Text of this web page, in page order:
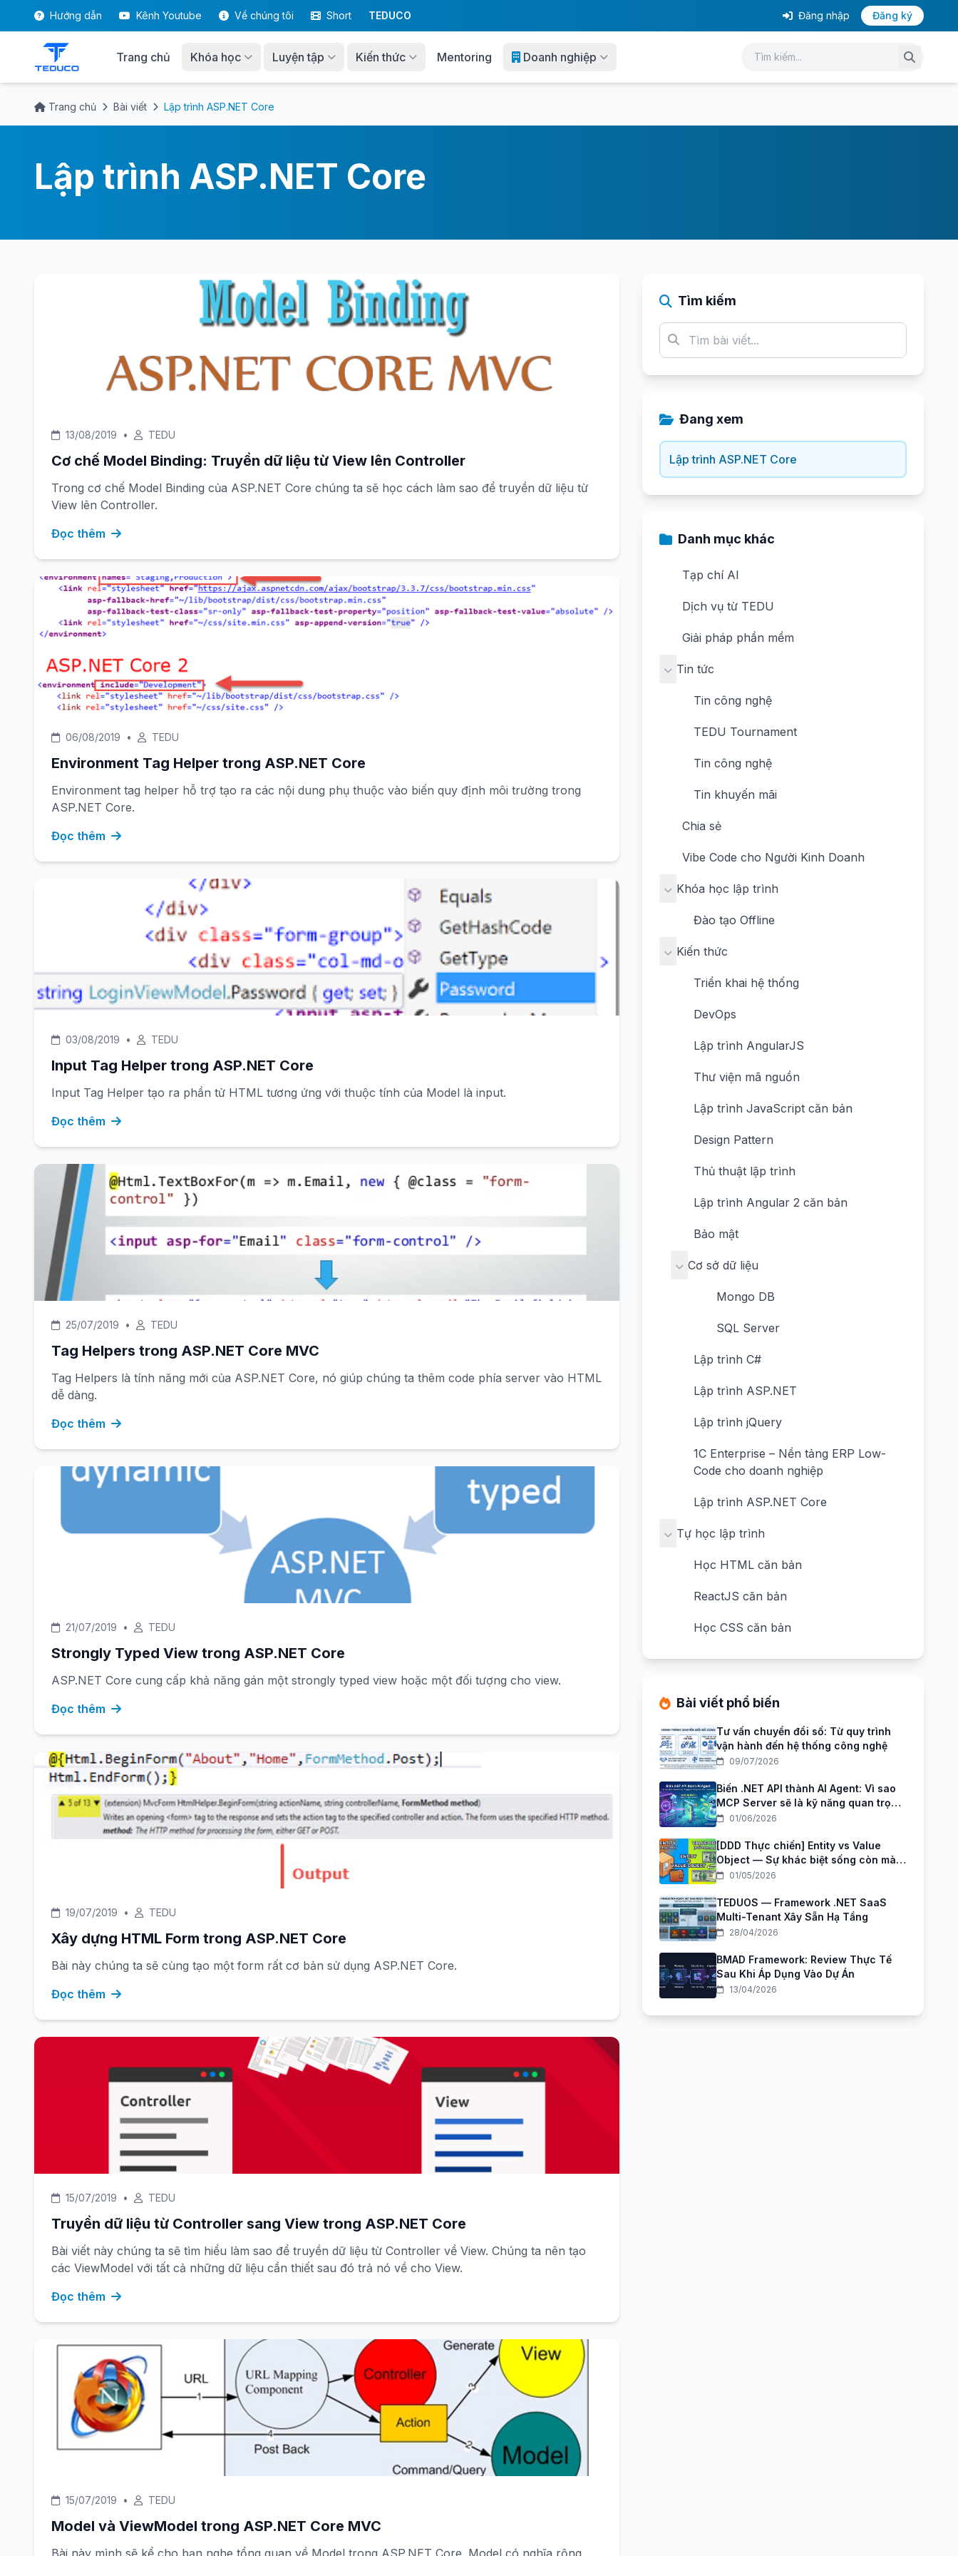
Hướng dẫn Kênh Youtube Về chúng tôi Short TEDUCO Đăng nhập Đăng ký
Trang chủ Khóa học Luyện tập Kiến thức Mentoring Doanh nghiệp
Trang chủ Bài viết Lập trình ASP.NET Core
Lập trình ASP.NET Core
13/08/2019 • TEDU
Cơ chế Model Binding: Truyền dữ liệu từ View lên Controller
Trong cơ chế Model Binding của ASP.NET Core chúng ta sẽ học cách làm sao để truyền dữ liệu từ
View lên Controller.
Đọc thêm
06/08/2019 • TEDU
Environment Tag Helper trong ASP.NET Core
Environment tag helper hỗ trợ tạo ra các nội dung phụ thuộc vào biến quy định môi trường trong
ASP.NET Core.
Đọc thêm
03/08/2019 • TEDU
Input Tag Helper trong ASP.NET Core
Input Tag Helper tạo ra phần tử HTML tương ứng với thuộc tính của Model là input.
Đọc thêm
25/07/2019 • TEDU
Tag Helpers trong ASP.NET Core MVC
Tag Helpers là tính năng mới của ASP.NET Core, nó giúp chúng ta thêm code phía server vào HTML
dễ dàng.
Đọc thêm
21/07/2019 • TEDU
Strongly Typed View trong ASP.NET Core
ASP.NET Core cung cấp khả năng gán một strongly typed view hoặc một đối tượng cho view.
Đọc thêm
19/07/2019 • TEDU
Xây dựng HTML Form trong ASP.NET Core
Bài này chúng ta sẽ cùng tạo một form rất cơ bản sử dụng ASP.NET Core.
Đọc thêm
15/07/2019 • TEDU
Truyền dữ liệu từ Controller sang View trong ASP.NET Core
Bài viết này chúng ta sẽ tìm hiểu làm sao để truyền dữ liệu từ Controller về View. Chúng ta nên tạo
các ViewModel với tất cả những dữ liệu cần thiết sau đó trả nó về cho View.
Đọc thêm
15/07/2019 • TEDU
Model và ViewModel trong ASP.NET Core MVC
Bài này mình sẽ kể cho bạn nghe tổng quan về Model trong ASP.NET Core. Model có nghĩa rộng,
Tìm kiếm
Đang xem
Lập trình ASP.NET Core
Danh mục khác
Tạp chí AI
Dịch vụ từ TEDU
Giải pháp phần mềm
Tin tức
Tin công nghệ
TEDU Tournament
Tin công nghệ
Tin khuyến mãi
Chia sẻ
Vibe Code cho Người Kinh Doanh
Khóa học lập trình
Đào tạo Offline
Kiến thức
Triển khai hệ thống
DevOps
Lập trình AngularJS
Thư viện mã nguồn
Lập trình JavaScript căn bản
Design Pattern
Thủ thuật lập trình
Lập trình Angular 2 căn bản
Bảo mật
Cơ sở dữ liệu
Mongo DB
SQL Server
Lập trình C#
Lập trình ASP.NET
Lập trình jQuery
1C Enterprise – Nền tảng ERP Low-
Code cho doanh nghiệp
Lập trình ASP.NET Core
Tự học lập trình
Học HTML căn bản
ReactJS căn bản
Học CSS căn bản
Bài viết phổ biến
Tư vấn chuyển đổi số: Từ quy trình
vận hành đến hệ thống công nghệ
09/07/2026
Biến .NET API thành AI Agent: Vì sao
MCP Server sẽ là kỹ năng quan trọng
của .NET Developer trong giai đoạn
01/06/2026
[DDD Thực chiến] Entity vs Value
Object — Sự khác biệt sống còn mà
Junior hay nhầm nhất
01/05/2026
TEDUOS — Framework .NET SaaS
Multi-Tenant Xây Sẵn Hạ Tầng
28/04/2026
BMAD Framework: Review Thực Tế
Sau Khi Áp Dụng Vào Dự Án
13/04/2026